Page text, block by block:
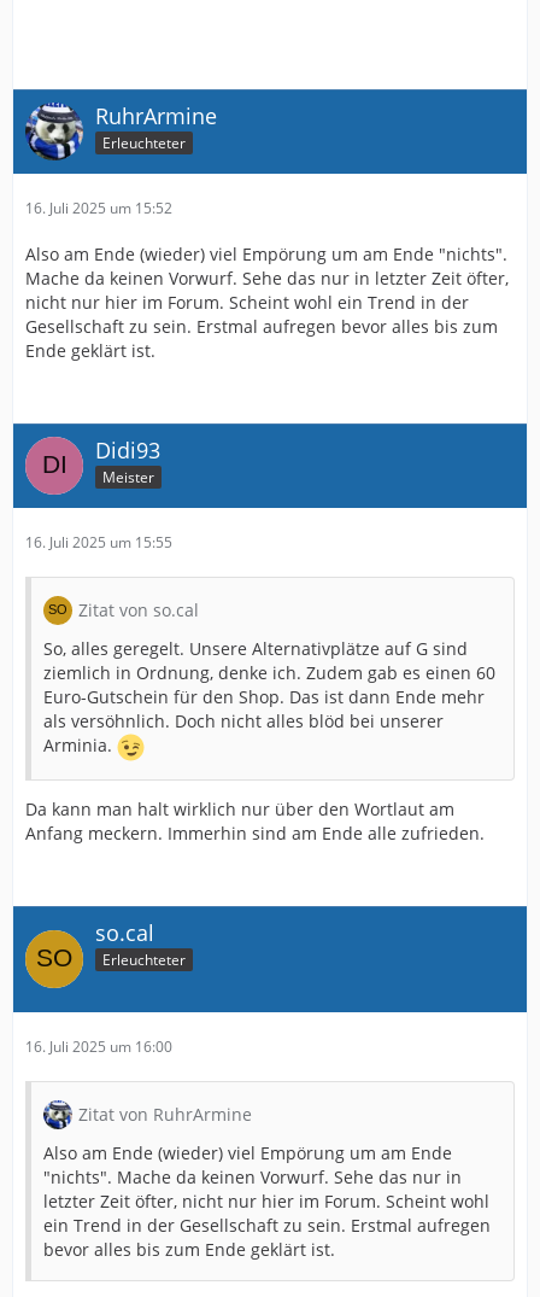
RuhrArmine
Erleuchteter
16. Juli 2025 um 15:52
Also am Ende (wieder) viel Empörung um am Ende "nichts".
Mache da keinen Vorwurf. Sehe das nur in letzter Zeit öfter,
nicht nur hier im Forum. Scheint wohl ein Trend in der
Gesellschaft zu sein. Erstmal aufregen bevor alles bis zum
Ende geklärt ist.
Didi93
Meister
16. Juli 2025 um 15:55
Zitat von so.cal
So, alles geregelt. Unsere Alternativplätze auf G sind
ziemlich in Ordnung, denke ich. Zudem gab es einen 60
Euro-Gutschein für den Shop. Das ist dann Ende mehr
als versöhnlich. Doch nicht alles blöd bei unserer
Arminia.
Da kann man halt wirklich nur über den Wortlaut am
Anfang meckern. Immerhin sind am Ende alle zufrieden.
so.cal
Erleuchteter
16. Juli 2025 um 16:00
Zitat von RuhrArmine
Also am Ende (wieder) viel Empörung um am Ende
"nichts". Mache da keinen Vorwurf. Sehe das nur in
letzter Zeit öfter, nicht nur hier im Forum. Scheint wohl
ein Trend in der Gesellschaft zu sein. Erstmal aufregen
bevor alles bis zum Ende geklärt ist.